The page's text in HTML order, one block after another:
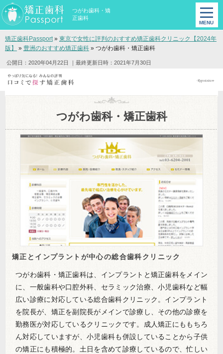
つがわ歯科・矯
正歯科
矯正歯科Passport» 東京で女性に評判のおすすめ矯正歯科クリニック【2024年
版】
» 豊洲のおすすめ矯正歯科 » つがわ歯科・矯正歯科
公開日：2020年04月22日 ｜最終更新日時：2021年7月30日
つがわ歯科・矯正歯科
矯正とインプラントが中心の総合歯科クリニック
つがわ歯科・矯正歯科は、インプラントと矯正歯科をメイン
に、一般歯科や口腔外科、セラミック治療、小児歯科など幅
広い診療に対応している総合歯科クリニック。インプラント
を院長が、矯正を副院長がメインで診療し、その他の診療を
勤務医が対応しているクリニックです。成人矯正にももちろ
ん対応していますが、小児歯科も併設していることから子供
の矯正にも積極的。土日を含めて診療しているので、忙しい